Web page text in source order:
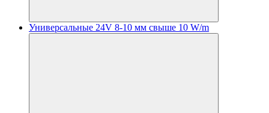
Универсальные 24V 8-10 мм свыше 10 W/m